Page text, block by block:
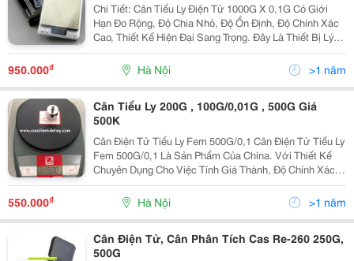
Chi Tiết: Cân Tiểu Ly Điện Tử 1000G X 0,1G Có Giới
Hạn Đo Rộng, Độ Chia Nhỏ, Độ Ổn Định, Độ Chính Xác
Cao, Thiết Kế Hiện Đại Sang Trọng. Đây Là Thiết Bị Lý
Tưởng Cho Y Tế, Thí Nghiệm, Kim Hoàn, Cắt Thuốc,
Đếm Số Lượng Đóng Gói Hư
950.000₫ Hà Nội >1 năm
Cân Tiểu Ly 200G , 100G/0,01G , 500G Giá
500K
Cân Điện Tử Tiểu Ly Fem 500G/0,1 Cân Điện Tử Tiểu Ly
Fem 500G/0,1 Là Sản Phẩm Của China. Với Thiết Kế
Chuyên Dụng Cho Việc Tính Giá Thành, Độ Chính Xác
Cao, Cân Điện Tử Tiểu Ly Fem 500G/0,1Là Sự Lựa
Chọn Hàng Đầu Cho Các Hộ Kinh Doanh, Siêu Thị
550.000₫ Hà Nội >1 năm
Cân Điện Tử, Cân Phân Tích Cas Re-260 250G,
500G